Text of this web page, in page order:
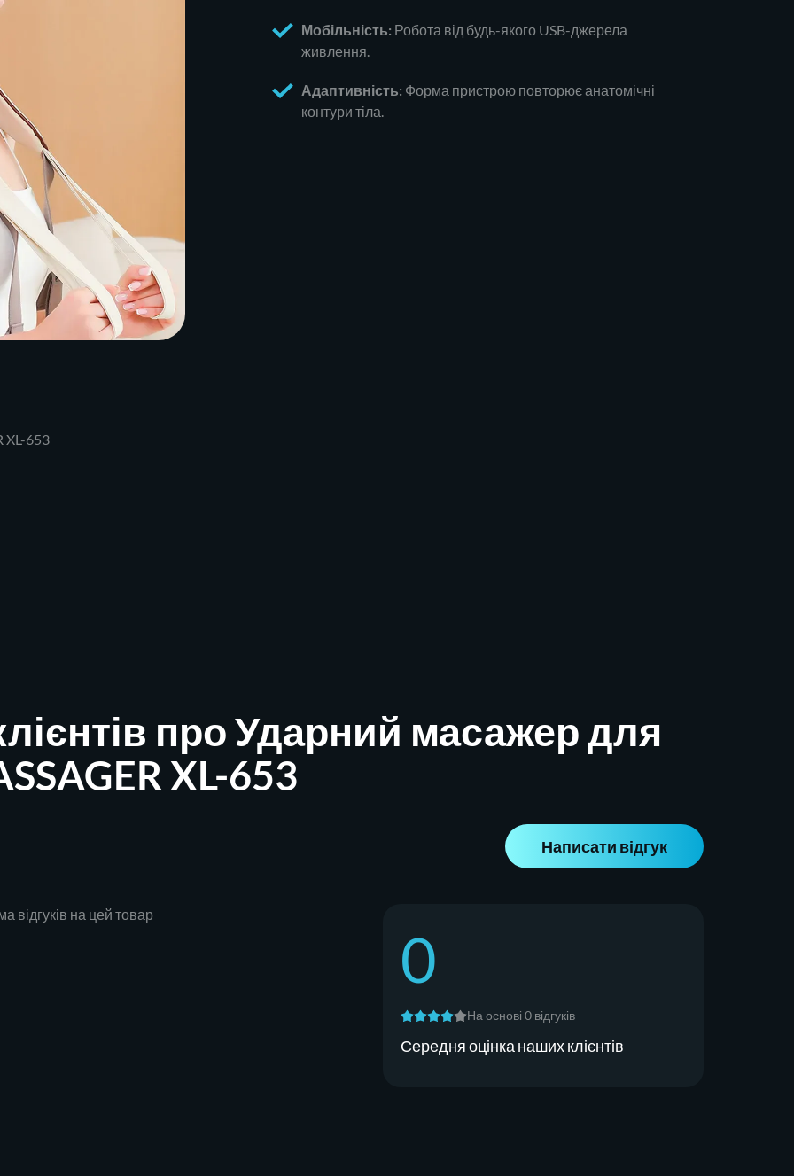
Мобільність: Робота від будь-якого USB-джерела
живлення.
Адаптивність: Форма пристрою повторює анатомічні
контури тіла.
XL-653
про Ударний масажер для
XL-653
Написати відгук
відгуків на цей товар
0
На основі 0 відгуків
Середня оцінка наших клієнтів